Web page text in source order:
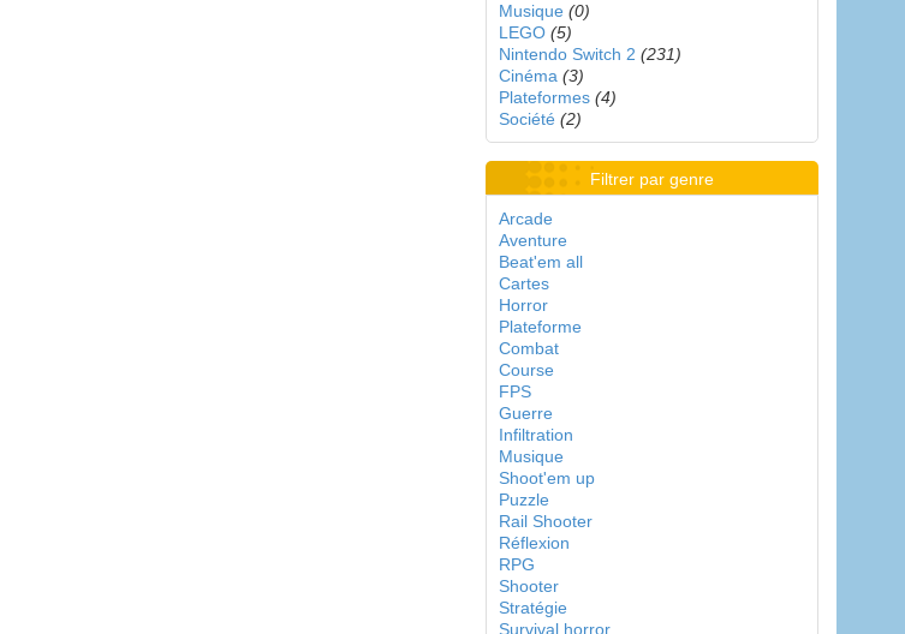
Musique (0)
LEGO (5)
Nintendo Switch 2 (231)
Cinéma (3)
Plateformes (4)
Société (2)
Filtrer par genre
Arcade
Aventure
Beat'em all
Cartes
Horror
Plateforme
Combat
Course
FPS
Guerre
Infiltration
Musique
Shoot'em up
Puzzle
Rail Shooter
Réflexion
RPG
Shooter
Stratégie
Survival horror